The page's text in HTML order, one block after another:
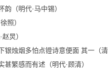
韵（明代·马中锡）
照）
炅）
银烛烟多怕点镫诗意便面 其一（清
甚繁感而有述（明代·顾清）